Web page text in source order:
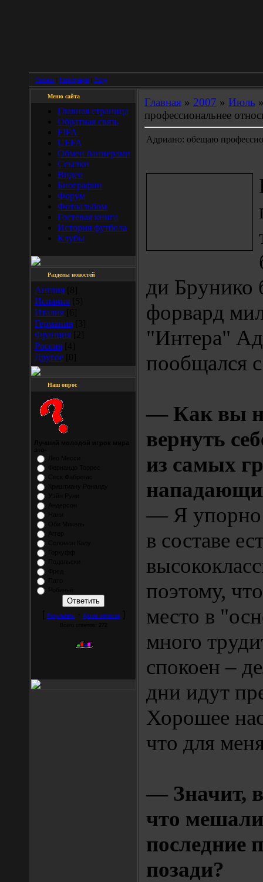
Главная Регистрация Вход
Меню сайта
Главная страница
Обратная связь
FIFA
UEFA
Обмен баннерами
Ссылки
Видео
Биографии
Форум
Фотоальбом
Гостевая книга
История футбола
Клубы
Разделы новостей
Англия
Испания
Италия
Германия
Франция
Россия
Другое
Наш опрос
Результаты· Архив опросов]
Главная » 2007 » Июль
профессиональнее
Адриано: обещаю
ди Брунико
форвард
"Интера"
пообщался
— Как вы
вернуть
из самых
— Я упорно
в составе
поэтому,
место в
много
спокоен –
дни идут
Хорошее
что для
— Значит,
что
последние
позади?